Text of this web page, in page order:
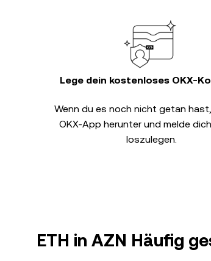
Lege dein kostenloses OKX-
Wenn du es noch nicht getan
OKX-App herunter und melde
loszulegen.
ETH in AZN Häufig